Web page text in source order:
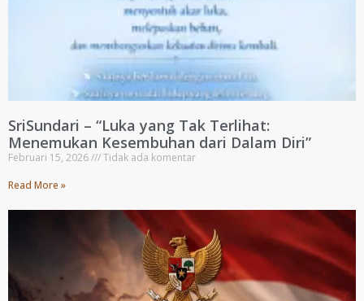
SriSundari – “Luka yang Tak Terlihat:
Menemukan Kesembuhan dari Dalam Diri”
Februari 15, 2026
Tidak ada komentar
Read More »